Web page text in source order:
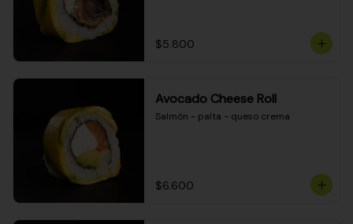
$5.800
Avocado Cheese Roll
Salmón - palta - queso crema
$6.600